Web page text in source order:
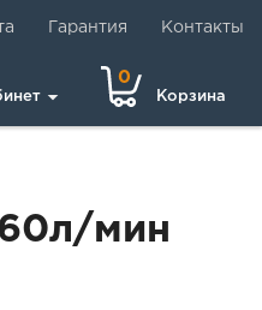
Гарантия Контакты
0
Корзина
60л/мин